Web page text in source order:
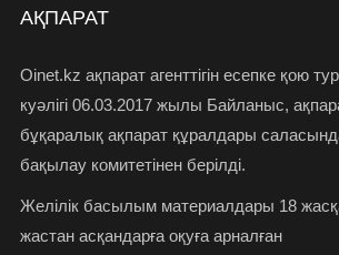
АҚПАРАТ
Oinet.kz ақпарат агенттігін есепке қою
куәлігі 06.03.2017 жылы Байланыс,
бұқаралық ақпарат құралдары
бақылау комитетінен берілді.
Желілік басылым материалдары 18
жастан асқандарға оқуға арналған